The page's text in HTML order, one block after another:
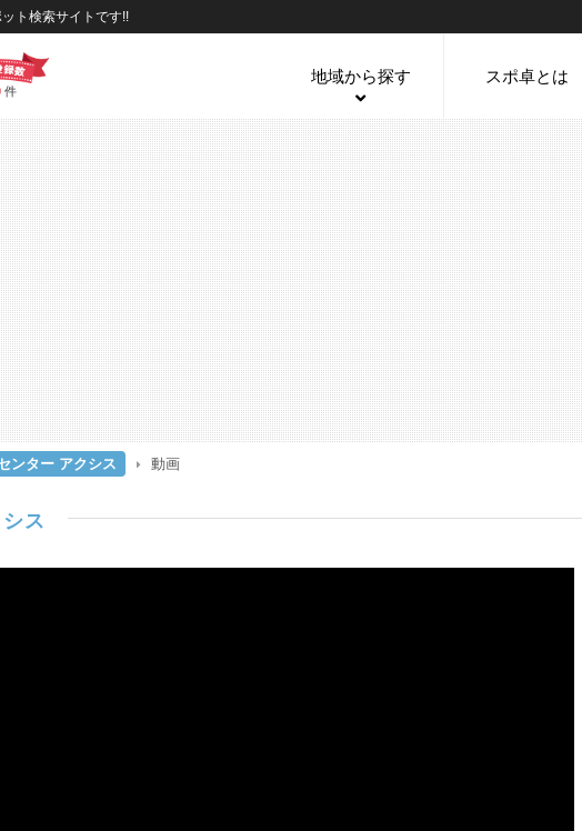
ト検索サイトです!!
件
地域から探す スポ卓とは
ンター アクシス 動画
ス